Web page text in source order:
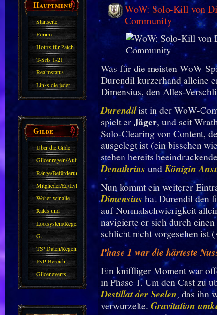
Hauptmenü
Startseite
Forum
Hotfix für Patch
11.X
T-Sets 1-21
Realmstatus
Links die jeder
kennen sollte?!
Gilde
Über die Gilde
(DAW)
Gildenregeln/Aufnahme
Ränge/Beförderungen
Mitglieder/Eq/Lvl
Woher wir alle
kommen.
Raids und
Zubehör
Lootsystem/Regeln
G.-
Sparkasse/Goldleihen
TS³ Daten/Regeln
PvP-Bereich
Gildenevents
WoW: Solo-Kill von
Community
Was für die meisten WoW-
Durendil kurzerhand alleine
Dimensius, den Alles-
Durendilist in der WoW-
spielt erJäger, und seit
Solo-Clearing von Content,
ausgelegt ist (ein bisschen
stehen bereits
Denathrius undKönigin
Nun kommt ein weiterer
Dimensius hat Durendil den
auf Normalschwierigkeit
navigierte er sich durch
schlicht nicht vorgesehen ist
Phase 1 war die härteste
Ein kniffliger Moment war
in Phase 1. Um den Cast zu
Destillat der Seelen, das ihn
verwurzelte. Gravitation